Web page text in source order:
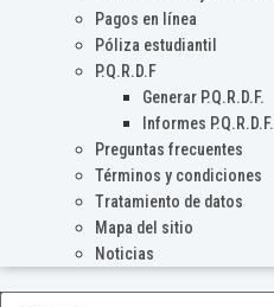
Pagos en línea
Póliza estudiantil
P.Q.R.D.F
Generar P.Q.R.D.F.
Informes P.Q.R.D.F.
Preguntas frecuentes
Términos y condiciones
Tratamiento de datos
Mapa del sitio
Noticias